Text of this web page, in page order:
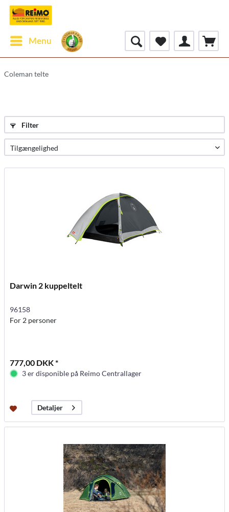
Menu
Coleman telte
Filter
Darwin 2 kuppeltelt
96158
For 2 personer
777,00 DKK *
3 er disponible på Reimo Centrallager
Detaljer